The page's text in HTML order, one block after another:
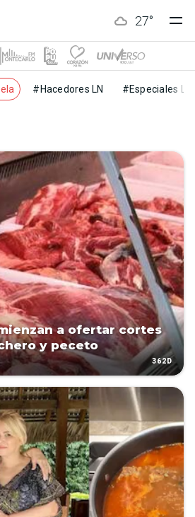
27°
#Hacedores LN #Especiales LN
a ofertar cortes
y peceto
362D